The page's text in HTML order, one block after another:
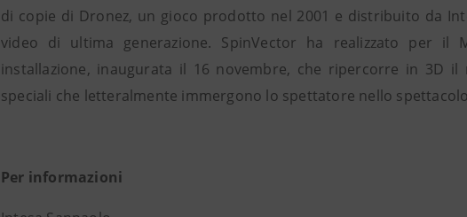
di copie di Dronez, un gioco prodotto nel 2001 e distribuito da
video di ultima generazione. SpinVector ha realizzato per il
installazione, inaugurata il 16 novembre, che ripercorre in 3D il
speciali che letteralmente immergono lo spettatore nello
Per informazioni